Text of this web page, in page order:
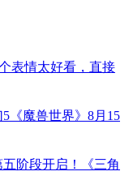
表情太好看，直接
《魔兽世界》8月15
阶段开启！《三角